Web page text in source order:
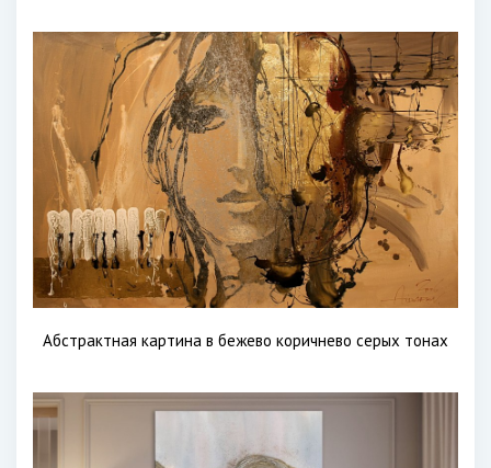
Абстрактная картина в бежево коричнево серых тонах